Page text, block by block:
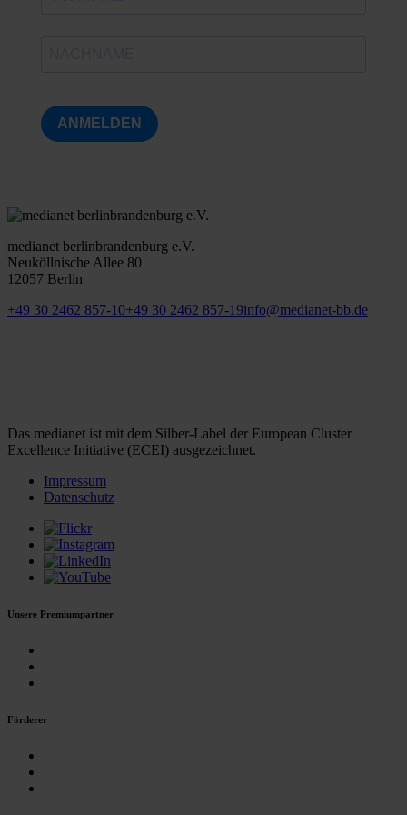
ANMELDEN
medianet berlinbrandenburg e.V.
Neuköllnische Allee 80
12057 Berlin
+49 30 2462 857-10+49 30 2462 857-19info@medianet-bb.de
Das medianet ist mit dem Silber-Label der European Cluster
Excellence Initiative (ECEI) ausgezeichnet.
Impressum
Datenschutz
Unsere Premiumpartner
Förderer